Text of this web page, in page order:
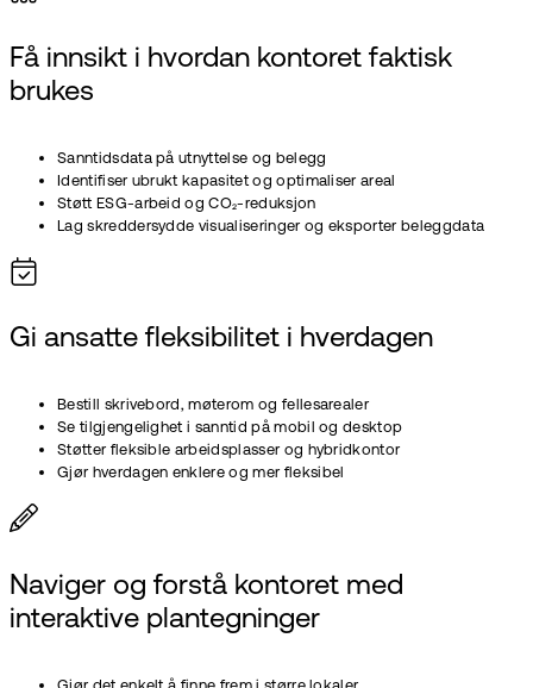
Få innsikt i hvordan kontoret faktisk
brukes
Sanntidsdata på utnyttelse og belegg
Identifiser ubrukt kapasitet og optimaliser areal
Støtt ESG-arbeid og CO₂-reduksjon
Lag skreddersydde visualiseringer og eksporter beleggdata
Gi ansatte fleksibilitet i hverdagen
Bestill skrivebord, møterom og fellesarealer
Se tilgjengelighet i sanntid på mobil og desktop
Støtter fleksible arbeidsplasser og hybridkontor
Gjør hverdagen enklere og mer fleksibel
Naviger og forstå kontoret med
interaktive plantegninger